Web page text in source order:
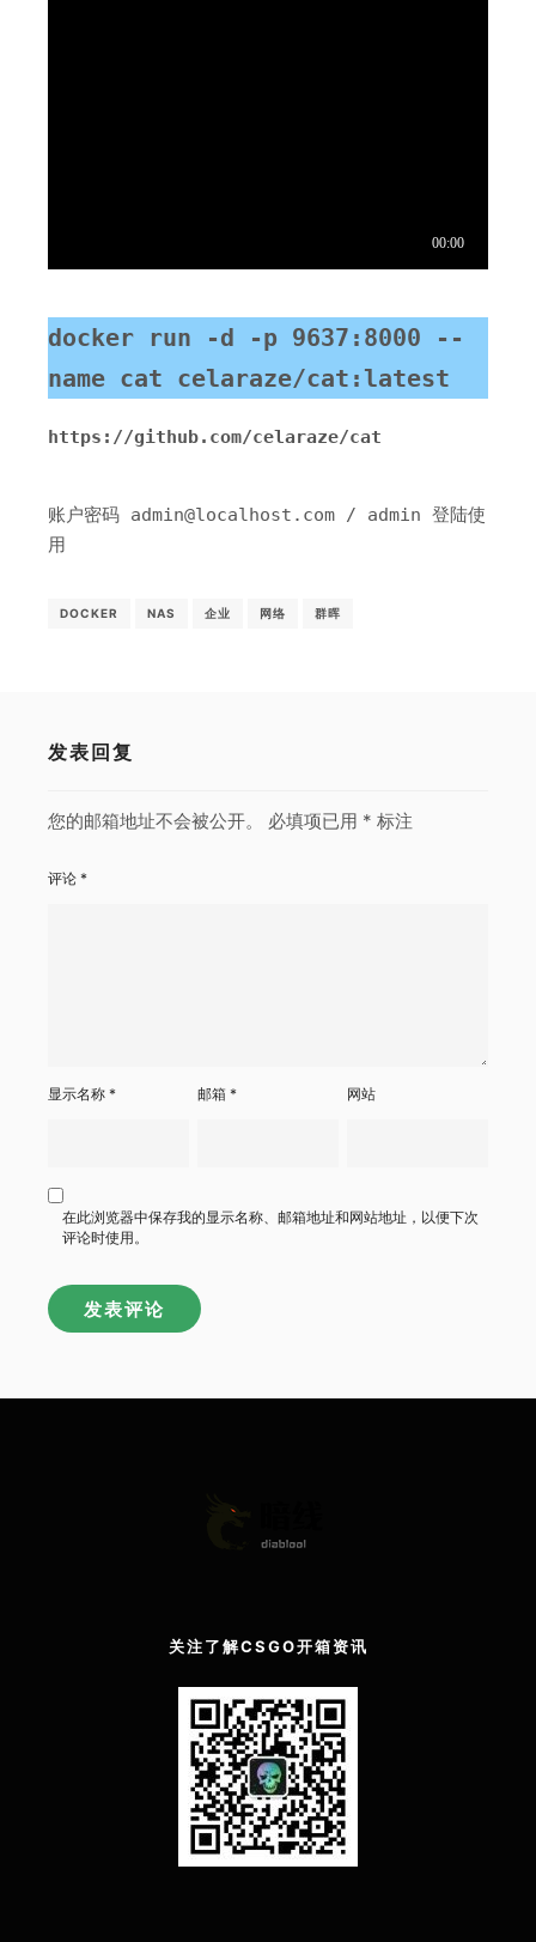
docker run -d -p 9637:8000 --
name cat celaraze/cat:latest
https://github.com/celaraze/cat
账户密码 admin@localhost.com / admin 登陆使
用
DOCKER NAS 企业 网络 群晖
发表回复
您的邮箱地址不会被公开。 必填项已用 * 标注
评论 *
显示名称 * 邮箱* 网站
在此浏览器中保存我的显示名称、邮箱地址和网站地址，以便下次
评论时使用。
关注了解CSGO开箱资讯